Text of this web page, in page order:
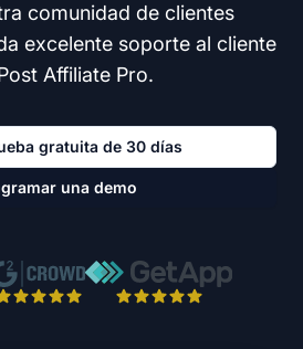
comunidad de clientes
excelente soporte al cliente
Affiliate Pro.
gratuita de 30 días
una demo